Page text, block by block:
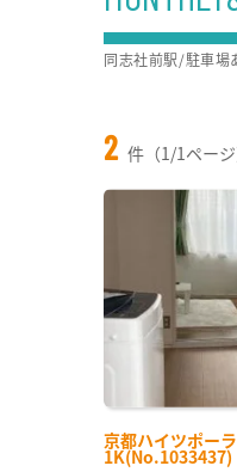
2 件（1/1ページ
京都ハイツポー
1K(No.1033437)
同志社前駅/駐車場